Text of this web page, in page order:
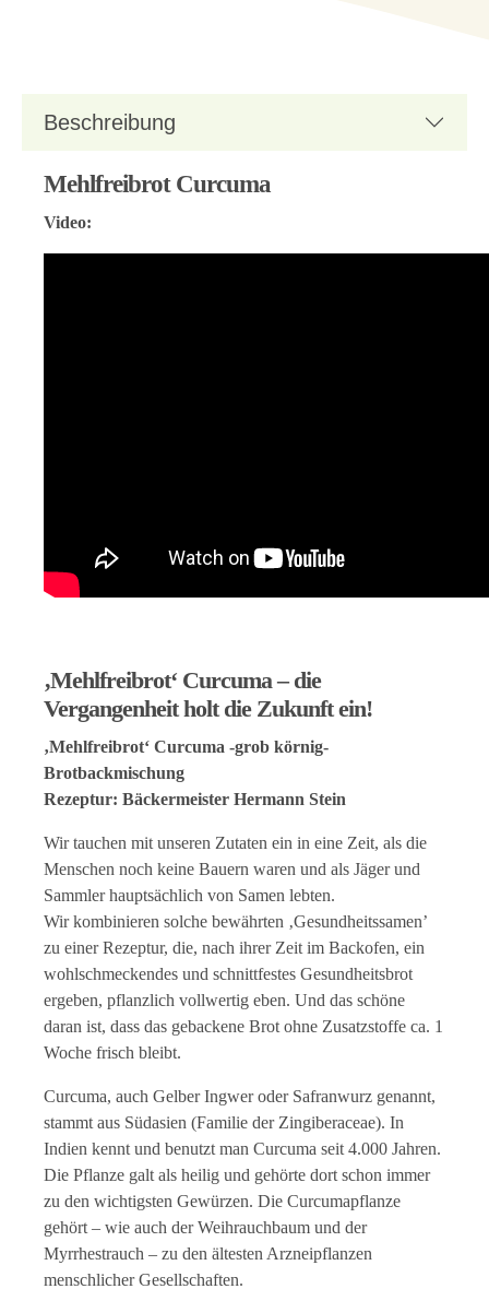
Beschreibung
Mehlfreibrot Curcuma
Video:
‚Mehlfreibrot‘ Curcuma – die
Vergangenheit holt die Zukunft ein!
‚Mehlfreibrot‘ Curcuma -grob körnig-
Brotbackmischung
Rezeptur: Bäckermeister Hermann Stein
Wir tauchen mit unseren Zutaten ein in eine Zeit, als die
Menschen noch keine Bauern waren und als Jäger und
Sammler hauptsächlich von Samen lebten.
Wir kombinieren solche bewährten ‚Gesundheitssamen’
zu einer Rezeptur, die, nach ihrer Zeit im Backofen, ein
wohlschmeckendes und schnittfestes Gesundheitsbrot
ergeben, pflanzlich vollwertig eben. Und das schöne
daran ist, dass das gebackene Brot ohne Zusatzstoffe ca. 1
Woche frisch bleibt.
Curcuma, auch Gelber Ingwer oder Safranwurz genannt,
stammt aus Südasien (Familie der Zingiberaceae). In
Indien kennt und benutzt man Curcuma seit 4.000 Jahren.
Die Pflanze galt als heilig und gehörte dort schon immer
zu den wichtigsten Gewürzen. Die Curcumapflanze
gehört – wie auch der Weihrauchbaum und der
Myrrhestrauch – zu den ältesten Arzneipflanzen
menschlicher Gesellschaften.